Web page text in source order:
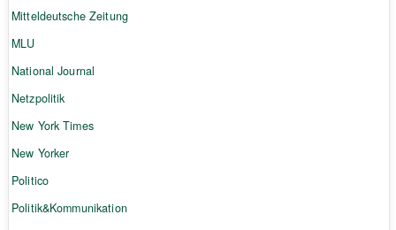
Mitteldeutsche Zeitung
MLU
National Journal
Netzpolitik
New York Times
New Yorker
Politico
Politik&Kommunikation